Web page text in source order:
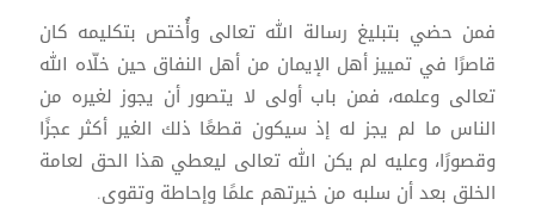
فمن حضي بتبليغ رسالة الله تعالى وأُختص بتكليمه كان
قاصرًا في تمييز أهل الإيمان من أهل النفاق حين خلّاه الله
تعالى وعلمه، فمن باب أولى لا يتصور أن يجوز لغيره من
الناس ما لم يجز له إذ سيكون قطعًا ذلك الغير أكثر عجزًا
وقصورًا، وعليه لم يكن الله تعالى ليعطي هذا الحق لعامة
الخلق بعد أن سلبه من خيرتهم علمًا وإحاطة وتقوى.